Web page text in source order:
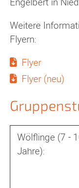
Weitere
Flyern:
Flyer
Flyer (neu)
Wölflinge (7 -
Jahre):